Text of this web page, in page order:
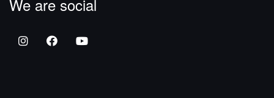
We are social